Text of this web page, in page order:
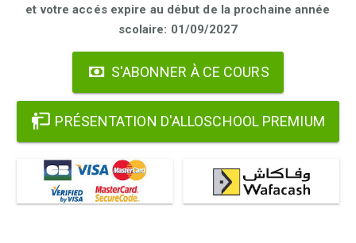
et votre accés expire au début de la prochaine année
scolaire: 01/09/2027
S'ABONNER À CE COURS
PRÉSENTATION D'ALLOSCHOOL PREMIUM